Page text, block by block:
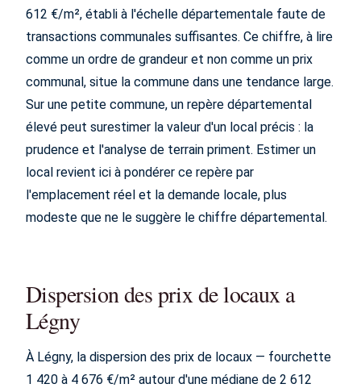
612 €/m², établi à l'échelle départementale faute de
transactions communales suffisantes. Ce chiffre, à lire
comme un ordre de grandeur et non comme un prix
communal, situe la commune dans une tendance large.
Sur une petite commune, un repère départemental
élevé peut surestimer la valeur d'un local précis : la
prudence et l'analyse de terrain priment. Estimer un
local revient ici à pondérer ce repère par
l'emplacement réel et la demande locale, plus
modeste que ne le suggère le chiffre départemental.
Dispersion des prix de locaux a
Légny
À Légny, la dispersion des prix de locaux — fourchette
1 420 à 4 676 €/m² autour d'une médiane de 2 612